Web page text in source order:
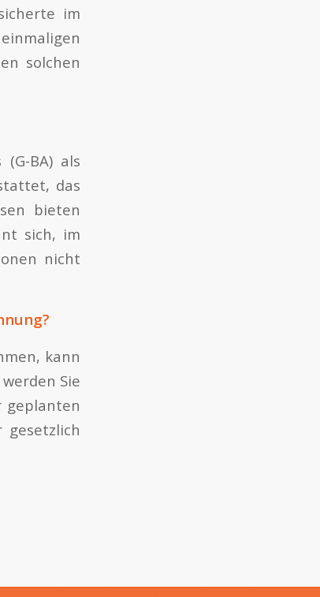
im
solchen
BA) als
das
bieten
sich, im
nicht
kann
Sie
geplanten
gesetzlich